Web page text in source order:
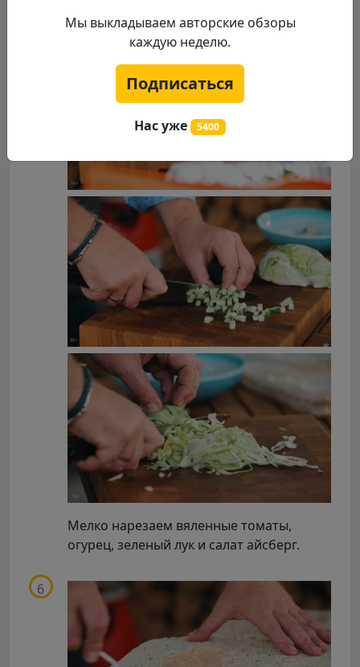
Мелко нарезаем вяленные томаты,
огурец, зеленый лук и салат айсберг.
Мы выкладываем авторские обзоры
каждую неделю.
Подписаться
Нас уже 5400